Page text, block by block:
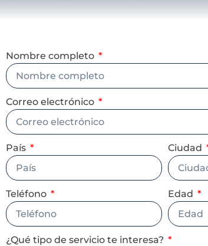
Nombre completo
Correo electrónico
País Ciudad
Teléfono Edad
¿Qué tipo de servicio te interesa?